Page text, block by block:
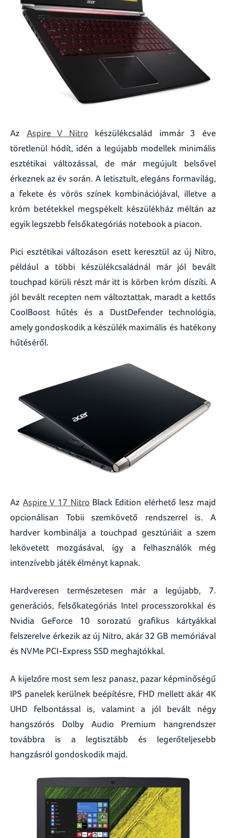
Az Aspire V Nitro készülékcsalád immár 3 éve
töretlenül hódít, idén a legújabb modellek minimális
esztétikai változással, de már megújult belsővel
érkeznek az év során. A letisztult, elegáns formavilág,
a fekete és vörös színek kombinációjával, illetve a
króm betétekkel megspékelt készülékház méltán az
egyik legszebb felsőkategóriás notebook a piacon.
Pici esztétikai változáson esett keresztül az új Nitro,
például a többi készülékcsaládnál már jól bevált
touchpad körüli részt már itt is körben króm díszíti. A
jól bevált recepten nem változtattak, maradt a kettős
CoolBoost hűtés és a DustDefender technológia,
amely gondoskodik a készülék maximális és hatékony
hűtéséről.
Az Aspire V 17 Nitro Black Edition elérhető lesz majd
opcionálisan Tobii szemkövető rendszerrel is. A
hardver kombinálja a touchpad gesztúriáit a szem
lekövetett mozgásával, így a felhasználók még
intenzívebb játék élményt kapnak.
Hardveresen természetesen már a legújabb, 7.
generációs, felsőkategóriás Intel processzorokkal és
Nvidia GeForce 10 sorozatú grafikus kártyákkal
felszerelve érkezik az új Nitro, akár 32 GB memóriával
és NVMe PCI-Express SSD meghajtókkal.
A kijelzőre most sem lesz panasz, pazar képminőségű
IPS panelek kerülnek beépítésre, FHD mellett akár 4K
UHD felbontással is, valamint a jól bevált négy
hangszórós Dolby Audio Premium hangrendszer
továbbra is a legtisztább és legerőteljesebb
hangzásról gondoskodik majd.